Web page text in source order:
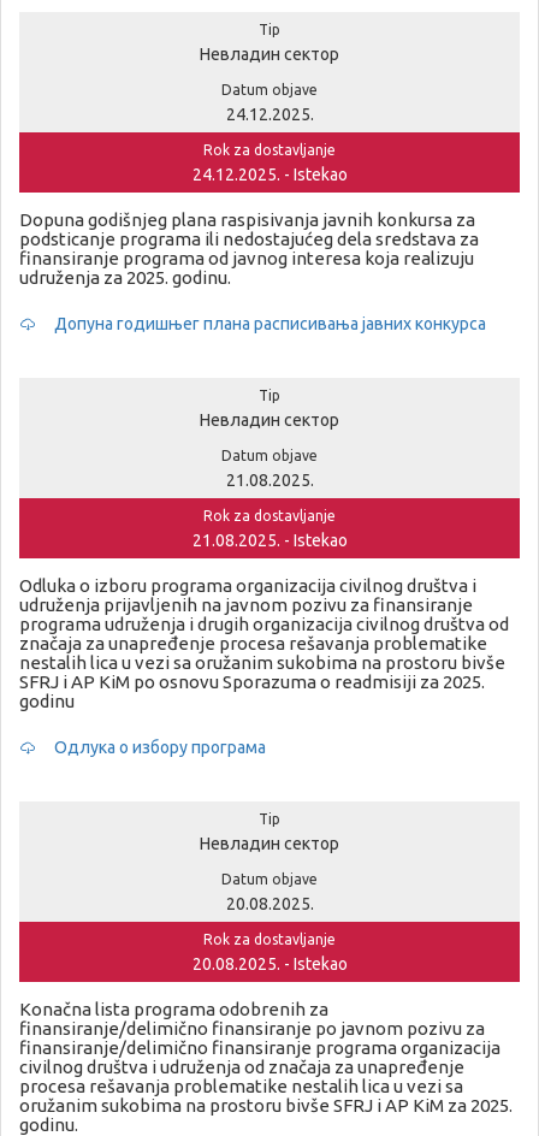
Tip
Невладин сектор
Datum objave
24.12.2025.
Rok za dostavljanje
24.12.2025. - Istekao
Dopuna godišnjeg plana raspisivanja javnih konkursa za
podsticanje programa ili nedostajućeg dela sredstava za
finansiranje programa od javnog interesa koja realizuju
udruženja za 2025. godinu.
Допуна годишњег плана расписивања јавних конкурса
Tip
Невладин сектор
Datum objave
21.08.2025.
Rok za dostavljanje
21.08.2025. - Istekao
Odluka o izboru programa organizacija civilnog društva i
udruženja prijavljenih na javnom pozivu za finansiranje
programa udruženja i drugih organizacija civilnog društva od
značaja za unapređenje procesa rešavanja problematike
nestalih lica u vezi sa oružanim sukobima na prostoru bivše
SFRJ i AP KiM po osnovu Sporazuma o readmisiji za 2025.
godinu
Одлука о избору програма
Tip
Невладин сектор
Datum objave
20.08.2025.
Rok za dostavljanje
20.08.2025. - Istekao
Konačna lista programa odobrenih za
finansiranje/delimično finansiranje po javnom pozivu za
finansiranje/delimično finansiranje programa organizacija
civilnog društva i udruženja od značaja za unapređenje
procesa rešavanja problematike nestalih lica u vezi sa
oružanim sukobima na prostoru bivše SFRJ i AP KiM za 2025.
godinu.